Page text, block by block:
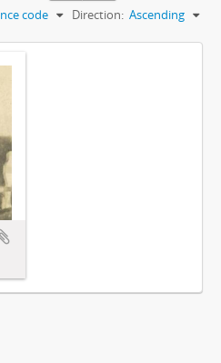
code Direction: Ascending